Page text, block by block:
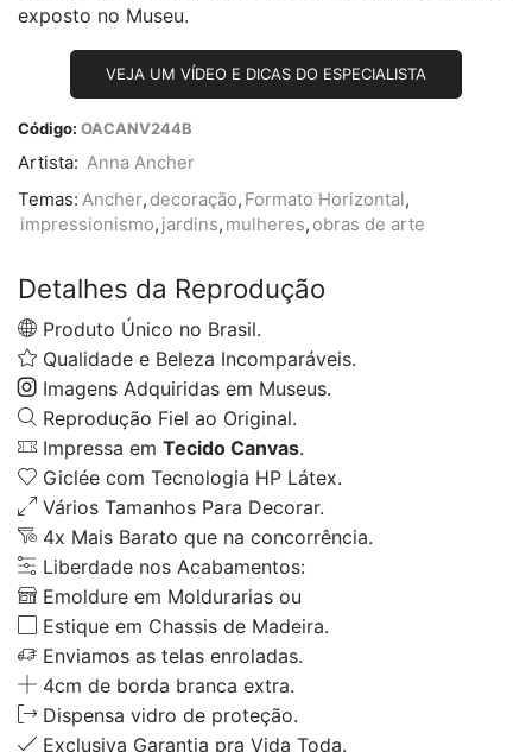
exposto no Museu.
VEJA UM VÍDEO E DICAS DO ESPECIALISTA
Código: OACANV244B
Artista: Anna Ancher
Temas: Ancher, decoração, Formato Horizontal,
impressionismo, jardins, mulheres, obras de arte
Detalhes da Reprodução
Produto Único no Brasil.
Qualidade e Beleza Incomparáveis.
Imagens Adquiridas em Museus.
Reprodução Fiel ao Original.
Impressa em Tecido Canvas.
Giclée com Tecnologia HP Látex.
Vários Tamanhos Para Decorar.
4x Mais Barato que na concorrência.
Liberdade nos Acabamentos:
Emoldure em Moldurarias ou
Estique em Chassis de Madeira.
Enviamos as telas enroladas.
4cm de borda branca extra.
Dispensa vidro de proteção.
Exclusiva Garantia pra Vida Toda.